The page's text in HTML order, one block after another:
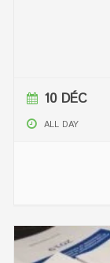
10 DÉC
ALL DAY